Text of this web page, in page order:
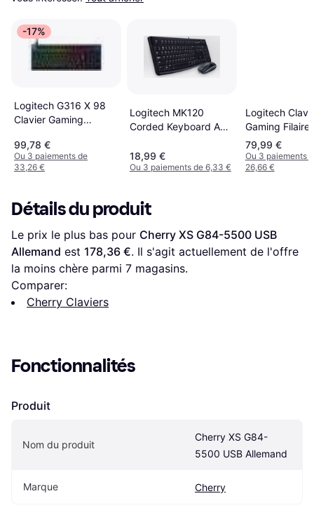
-17%
Logitech G316 X 98
Clavier Gaming
99,78 €
Ou 3 paiements de
33,26 €
Logitech MK120
Corded Keyboard And
18,99 €
Ou 3 paiements de 6,33 €
Logitech
Gaming Filaire
G G413 SE
79,99 €
Ou 3 paiements
26,66 €
Détails du produit
Le prix le plus bas pour Cherry XS G84-5500 USB
Allemand est 178,36 €. Il s'agit actuellement de l'offre
la moins chère parmi 7 magasins.
Comparer:
Cherry Claviers
Fonctionnalités
Produit
Nom du produit
Cherry XS G84-
5500 USB Allemand
Marque Cherry